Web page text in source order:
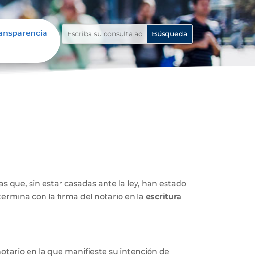
que, sin estar casadas ante la ley, han estado
con la firma del notario en laescritura
en la que manifieste su intención de